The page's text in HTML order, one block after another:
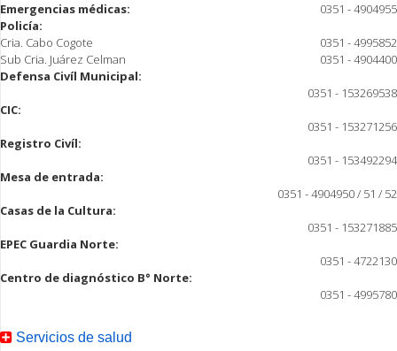
Emergencias médicas:
0351 - 4904955
Policía:
Cria. Cabo Cogote
0351 - 4995852
Sub Cria. Juárez Celman
0351 - 4904400
Defensa Civíl Municipal:
0351 - 153269538
CIC:
0351 - 153271256
Registro Civíl:
0351 - 153492294
Mesa de entrada:
0351 - 4904950 / 51 / 52
Casas de la Cultura:
0351 - 153271885
EPEC Guardia Norte:
0351 - 4722130
Centro de diagnóstico B° Norte:
0351 - 4995780
Servicios de salud